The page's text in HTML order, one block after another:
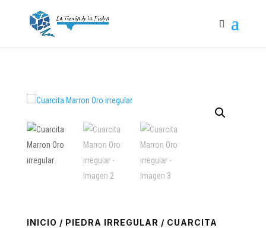
INICIO / PIEDRA IRREGULAR / CUARCITA